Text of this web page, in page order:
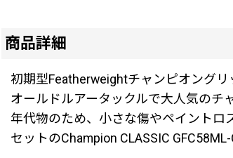
商品詳細
初期型Featherweightチャンピオングリ
オールドルアータックルで大人気のチ
年代物のため、小さな傷やペイントロ
セットのChampion CLASSIC